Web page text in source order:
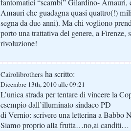
fantomatici “scambi” Gilardino- Amauri,
Amauri che guadagna quasi quattro(!)
segna da due anni). Ma chi vogliono
porto una trattativa del genere, a Firenze,
rivoluzione!
Cairolibrothers ha scritto:
Dicembre 13th, 2010 alle 09:21
L’unica strada per tentare di vincere la
esempio dall’illuminato sindaco PD
di Vernio: scrivere una letterina a Babbo
Siamo proprio alla frutta…no,ai canditi…